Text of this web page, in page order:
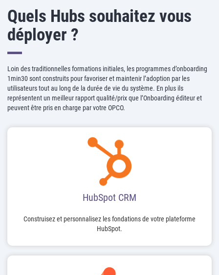
Quels Hubs souhaitez vous
déployer ?
Loin des traditionnelles formations initiales, les programmes d’onboarding
1min30 sont construits pour favoriser et maintenir l’adoption par les
utilisateurs tout au long de la durée de vie du système. En plus ils
représentent un meilleur rapport qualité/prix que l’Onboarding éditeur et
peuvent être pris en charge par votre OPCO.
HubSpot CRM
Construisez et personnalisez les fondations de votre plateforme
HubSpot.